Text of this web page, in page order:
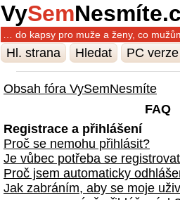
VySem
… do kapsy pro muže a ženy, co
Hl. strana Hledat PC verze
Obsah fóra VySemNesmíte
FAQ
Registrace a přihlášení
Proč se nemohu přihlásit?
Je vůbec potřeba se
Proč jsem automaticky
Jak zabráním, aby se moje